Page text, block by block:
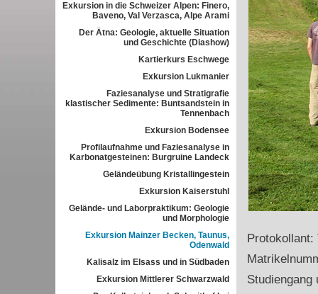
Exkursion in die Schweizer Alpen: Finero,
Baveno, Val Verzasca, Alpe Arami
Der Ätna: Geologie, aktuelle Situation
und Geschichte (Diashow)
Kartierkurs Eschwege
Exkursion Lukmanier
Faziesanalyse und Stratigrafie
klastischer Sedimente: Buntsandstein in
Tennenbach
Exkursion Bodensee
Profilaufnahme und Faziesanalyse in
Karbonatgesteinen: Burgruine Landeck
Geländeübung Kristallingestein
Exkursion Kaiserstuhl
Gelände- und Laborpraktikum: Geologie
und Morphologie
Exkursion Mainzer Becken, Taunus,
Odenwald
Kalisalz im Elsass und in Südbaden
Exkursion Mittlerer Schwarzwald
Protokollant: